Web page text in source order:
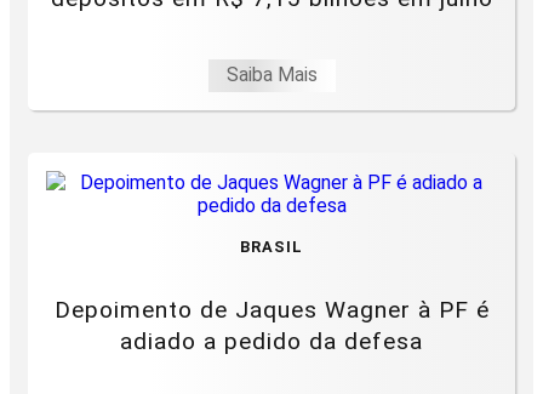
Saiba Mais
BRASIL
Depoimento de Jaques Wagner à PF é
adiado a pedido da defesa